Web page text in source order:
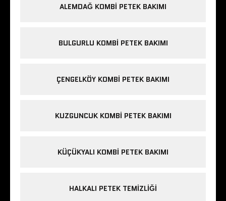
ALEMDAĞ KOMBI PETEK BAKIMI
BULGURLU KOMBI PETEK BAKIMI
ÇENGELKÖY KOMBI PETEK BAKIMI
KUZGUNCUK KOMBI PETEK BAKIMI
KÜÇÜKYALI KOMBI PETEK BAKIMI
HALKALI PETEK TEMIZLIĞI